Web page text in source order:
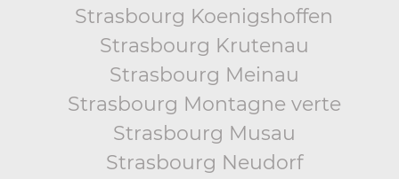
Strasbourg Koenigshoffen
Strasbourg Krutenau
Strasbourg Meinau
Strasbourg Montagne verte
Strasbourg Musau
Strasbourg Neudorf